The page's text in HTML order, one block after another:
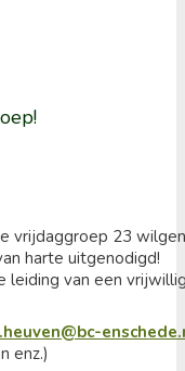
vrijdaggroep 23 wilgen
harte uitgenodigd!
leiding van een
enz.)